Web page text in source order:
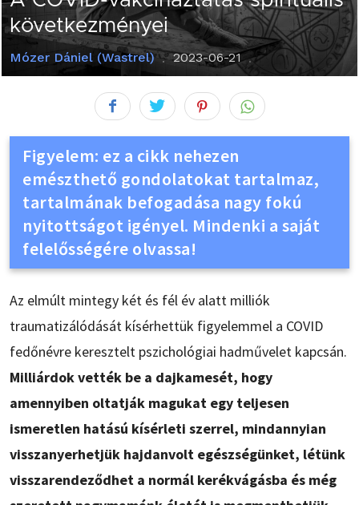
következményei
Mózer Dániel (Wastrel) 2023-06-21
Figyelem: ez a cikk nehezen
emészthető gondolatokat tartalmaz,
tartalmának befogadása nagy fokú
nyitottságot igényel. Mindenki a saját
felelősségére olvassa!
Az elmúlt mintegy két és fél év alatt milliók
traumatizálódását kísérhettük figyelemmel a COVID
fedőnévre keresztelt pszichológiai hadművelet kapcsán.
Milliárdok vették be a dajkamesét, hogy
amennyiben oltatják magukat egy teljesen
ismeretlen hatású kísérleti szerrel, mindannyian
visszanyerhetjük hajdanvolt egészségünket, létünk
visszarendeződhet a normál kerékvágásba és még